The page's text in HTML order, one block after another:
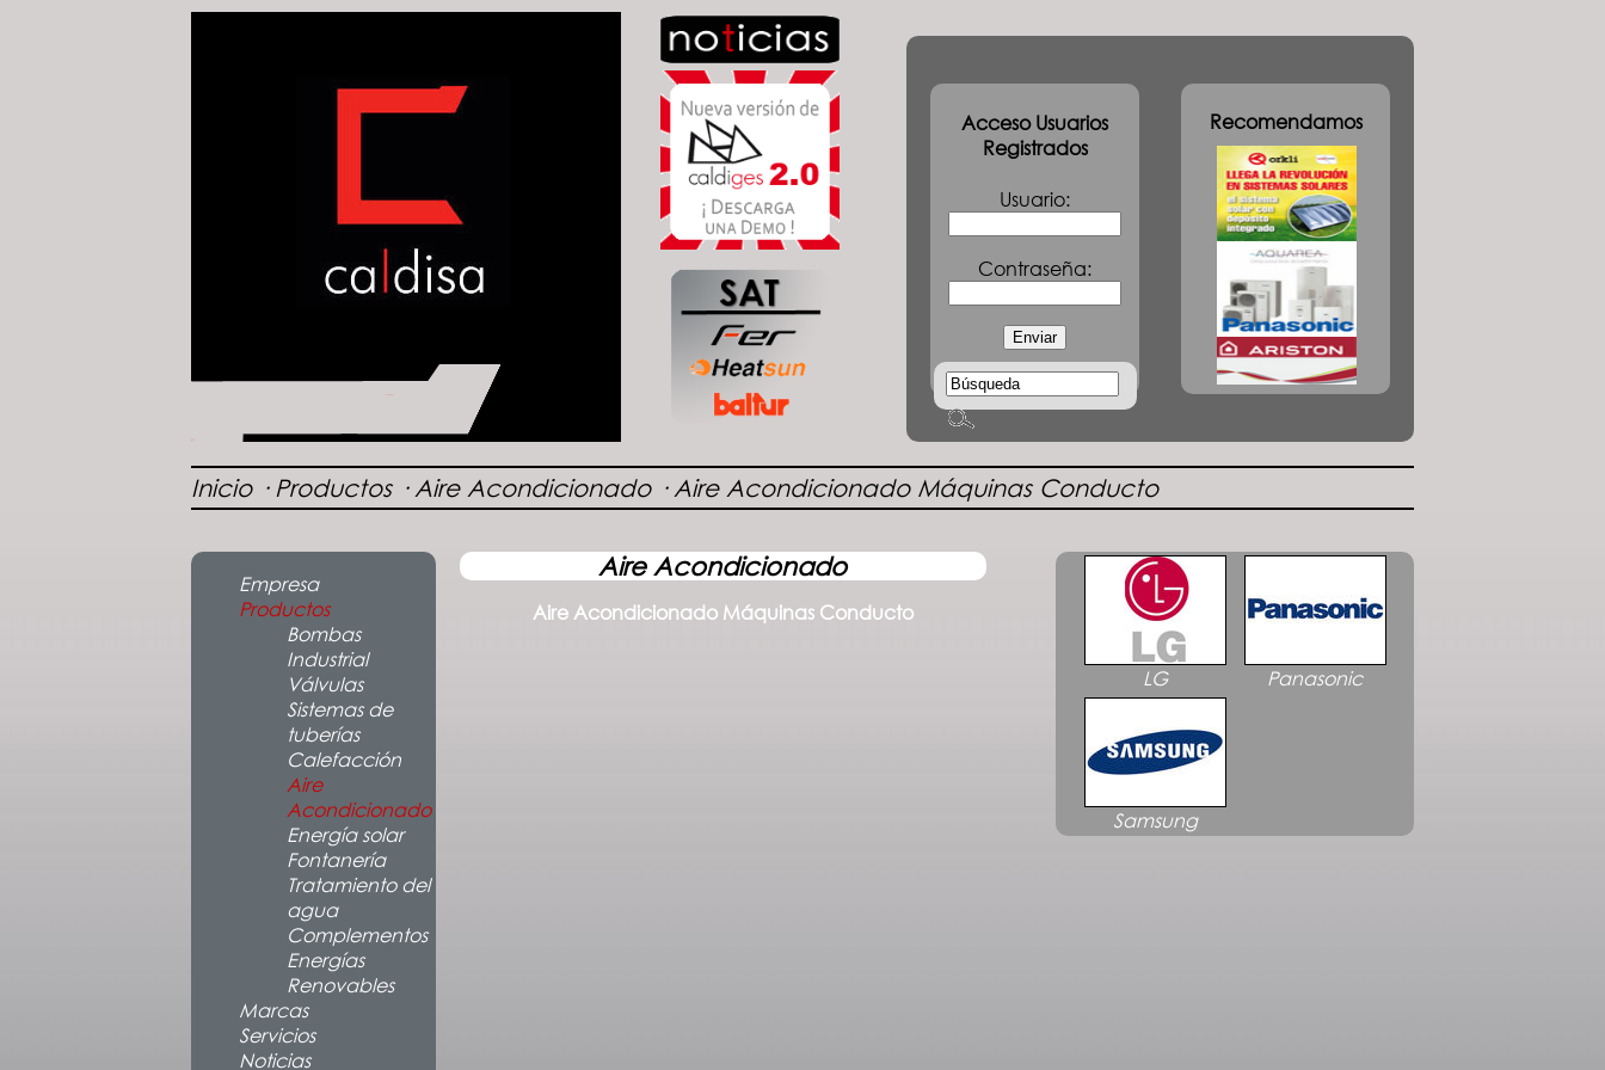
Recomendamos
Acceso Usuarios
Registrados
Usuario:
Contraseña:
Inicio· Productos· Aire Acondicionado · Aire Acondicionado Máquinas Conducto
Empresa
Productos
Bombas
Industrial
Válvulas
Sistemas de
tuberías
Calefacción
Aire
Acondicionado
Energía solar
Fontanería
Tratamiento del
agua
Complementos
Energías
Renovables
Marcas
Servicios
Noticias
Aire Acondicionado
Aire Acondicionado Máquinas Conducto
LG Panasonic
Samsung